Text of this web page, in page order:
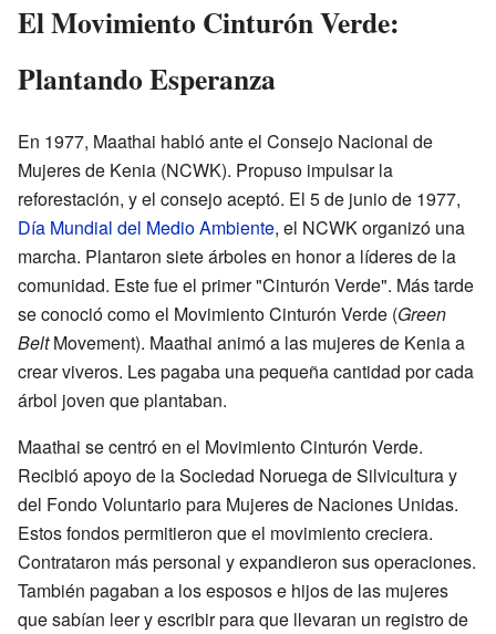
El Movimiento Cinturón Verde:
Plantando Esperanza
En 1977, Maathai habló ante el Consejo Nacional de
Mujeres de Kenia (NCWK). Propuso impulsar la
reforestación, y el consejo aceptó. El 5 de junio de 1977,
Día Mundial del Medio Ambiente, el NCWK organizó una
marcha. Plantaron siete árboles en honor a líderes de la
comunidad. Este fue el primer "Cinturón Verde". Más tarde
se conoció como el Movimiento Cinturón Verde (Green
BeltMovement). Maathai animó a las mujeres de Kenia a
crear viveros. Les pagaba una pequeña cantidad por cada
árbol joven que plantaban.
Maathai se centró en el Movimiento Cinturón Verde.
Recibió apoyo de la Sociedad Noruega de Silvicultura y
del Fondo Voluntario para Mujeres de Naciones Unidas.
Estos fondos permitieron que el movimiento creciera.
Contrataron más personal y expandieron sus operaciones.
También pagaban a los esposos e hijos de las mujeres
que sabían leer y escribir para que llevaran un registro de